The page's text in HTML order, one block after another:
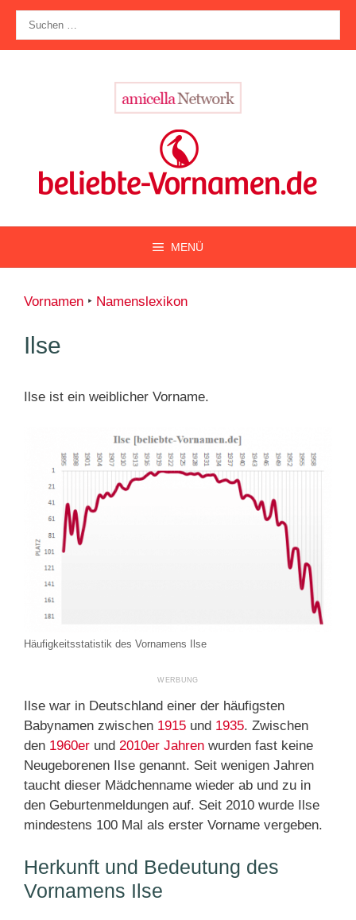
Zum
Inhalt
springen
nach:
MENÜ
Vornamen ‣ Namenslexikon
Ilse
Ilse ist ein weiblicher Vorname.
Häufigkeitsstatistik des Vornamens Ilse
Ilse war in Deutschland einer der häufigsten
Babynamen zwischen 1915 und 1935. Zwischen
den 1960er und 2010er Jahren wurden fast keine
Neugeborenen Ilse genannt. Seit wenigen Jahren
taucht dieser Mädchenname wieder ab und zu in
den Geburtenmeldungen auf. Seit 2010 wurde Ilse
mindestens 100 Mal als erster Vorname vergeben.
Herkunft und Bedeutung des
Vornamens Ilse